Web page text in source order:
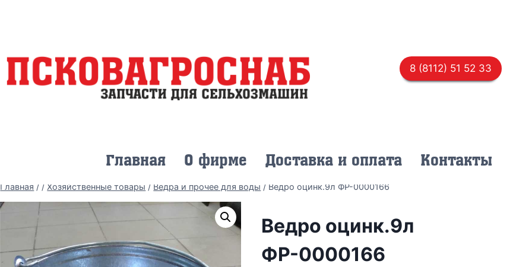
8 (8112) 51 52 33
Главная О фирме Доставка и оплата Контакты
Главная / / Хозяйственные товары / Ведра и прочее для воды / Ведро оцинк.9л ФР-0000166
Ведро оцинк.9л
ФР-0000166